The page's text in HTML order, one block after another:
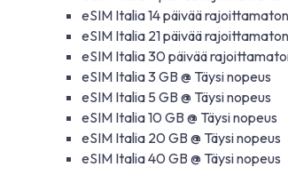
eSIM Italia 14 päivää
eSIM Italia 21 päivää
eSIM Italia 30 päivää
eSIM Italia 3 GB @ Täysi nopeus
eSIM Italia 5 GB @ Täysi nopeus
eSIM Italia 10 GB @ Täysi nopeus
eSIM Italia 20 GB @ Täysi nopeus
eSIM Italia 40 GB @ Täysi nopeus